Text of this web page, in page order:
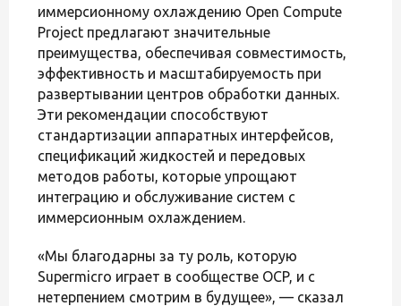
иммерсионному охлаждению Open Compute
Project предлагают значительные
преимущества, обеспечивая совместимость,
эффективность и масштабируемость при
развертывании центров обработки данных.
Эти рекомендации способствуют
стандартизации аппаратных интерфейсов,
спецификаций жидкостей и передовых
методов работы, которые упрощают
интеграцию и обслуживание систем с
иммерсионным охлаждением.
«Мы благодарны за ту роль, которую
Supermicro играет в сообществе OCP, и с
нетерпением смотрим в будущее», — сказал